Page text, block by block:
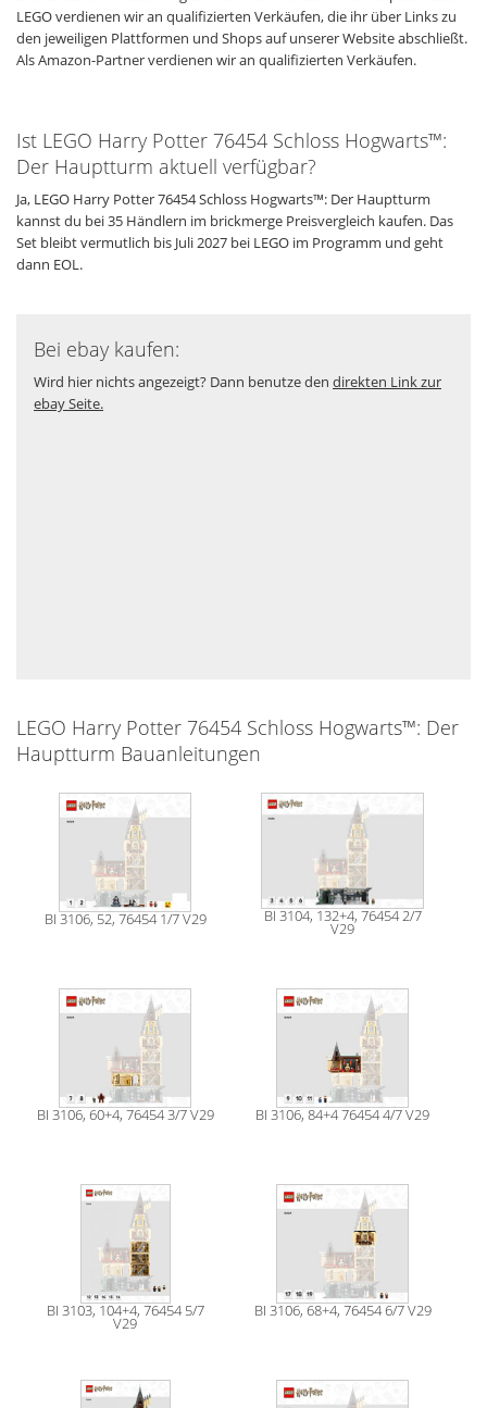
LEGO verdienen wir an qualifizierten Verkäufen, die ihr über Links zu
den jeweiligen Plattformen und Shops auf unserer Website abschließt.
Als Amazon-Partner verdienen wir an qualifizierten Verkäufen.
Ist LEGO Harry Potter 76454 Schloss Hogwarts™:
Der Hauptturm aktuell verfügbar?
Ja, LEGO Harry Potter 76454 Schloss Hogwarts™: Der Hauptturm
kannst du bei 35 Händlern im brickmerge Preisvergleich kaufen. Das
Set bleibt vermutlich bis Juli 2027 bei LEGO im Programm und geht
dann EOL.
Bei ebay kaufen:
Wird hier nichts angezeigt? Dann benutze den direkten Link zur
ebay Seite.
LEGO Harry Potter 76454 Schloss Hogwarts™: Der
Hauptturm Bauanleitungen
BI 3106, 52, 76454 1/7 V29 BI 3104, 132+4, 76454 2/7
V29
BI 3106, 60+4, 76454 3/7 V29 BI 3106, 84+4 76454 4/7 V29
BI 3103, 104+4, 76454 5/7
V29
BI 3106, 68+4, 76454 6/7 V29